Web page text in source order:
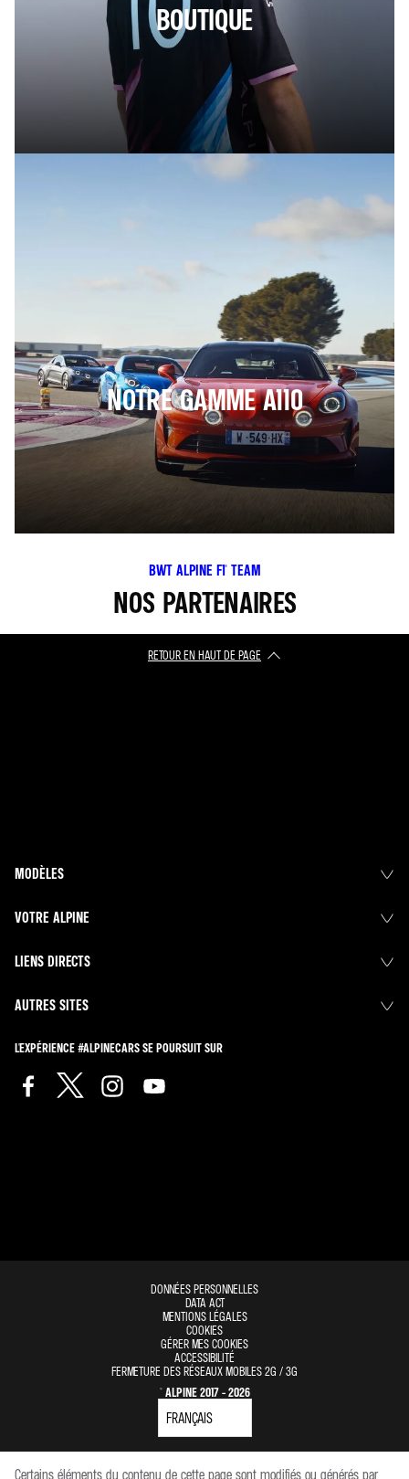
BOUTIQUE
NOTRE GAMME A110
BWT ALPINE F1® TEAM
NOS PARTENAIRES
RETOUR EN HAUT DE PAGE​
MODÈLES
VOTRE ALPINE
LIENS DIRECTS
AUTRES SITES
L'EXPÉRIENCE #ALPINECARS SE POURSUIT SUR
DONNÉES PERSONNELLES
DATA ACT
MENTIONS LÉGALES
COOKIES
GÉRER MES COOKIES
ACCESSIBILITÉ
FERMETURE DES RÉSEAUX MOBILES 2G / 3G
© ALPINE 2017 - 2026
Certains éléments du contenu de cette page sont modifiés ou générés par